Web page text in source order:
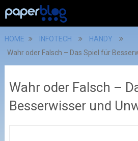
HOME INFOTECH
HANDY
Wahr oder Falsch – Das Spiel für
Wahr oder Falsch –
Besserwisser und